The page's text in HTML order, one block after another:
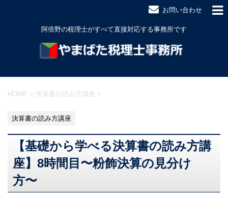
お問い合わせ
阿倍野の税理士がすべて直接対応する事務所です
HOME > 決算書の読み方講座 >
決算書の読み方講座
【基礎から学べる決算書の読み方講
座】8時間目〜粉飾決算の見分け
方〜